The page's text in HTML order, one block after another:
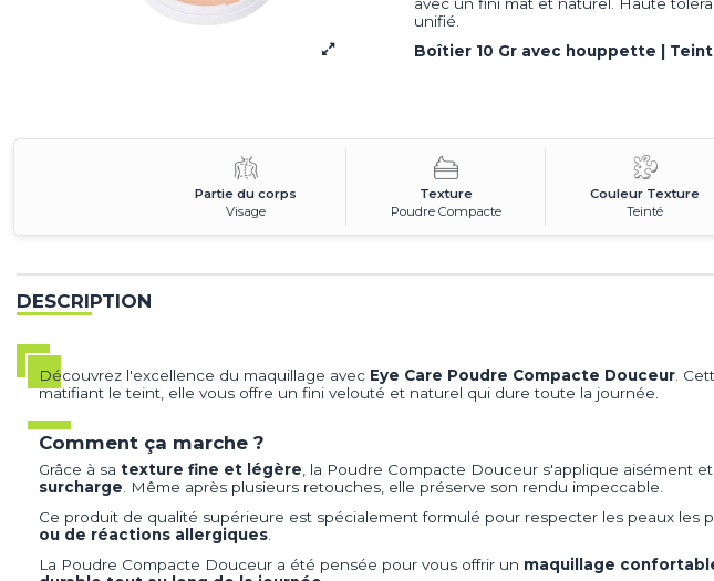
unifié.
Boîtier 10 Gr avec houppette |
Partie du corps
Visage
Texture
Poudre Compacte
Couleur Texture
Teinté
DESCRIPTION
Découvrez l'excellence du maquillage avec Eye Care Poudre Compacte Douceur .
matifiant le teint, elle vous offre un fini velouté et naturel qui dure toute la journée.
Comment ça marche ?
Grâce à sa texture fine et légère, la Poudre Compacte Douceur s'applique aisément
surcharge. Même après plusieurs retouches, elle préserve son rendu impeccable.
Ce produit de qualité supérieure est spécialement formulé pour respecter les peaux les
ou de réactions allergiques
La Poudre Compacte Douceur a été pensée pour vous offrir un maquillage